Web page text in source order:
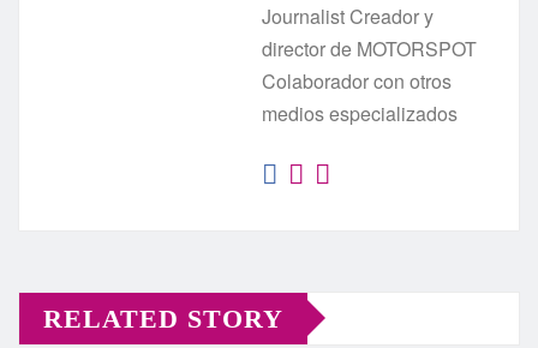
Journalist Creador y
director de MOTORSPOT
Colaborador con otros
medios especializados
RELATED STORY